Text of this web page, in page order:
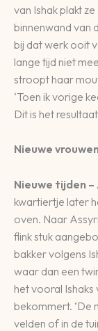
van Ishak plakt
binnenwand van
bij dat werk ooit
lange tijd niet
stroopt haar
‘Toen ik vorige
Dit is het
Nieuwe
Nieuwe tijden
kwartiertje later
oven. Naar
flink stuk
bakker volgens
waar dan een
het vooral Ishaks
bekommert. ‘De
velden of in de